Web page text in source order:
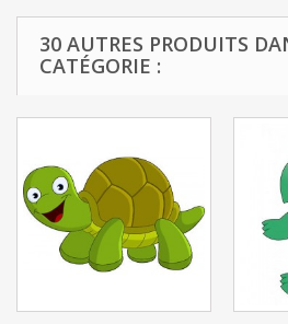
30 AUTRES PRODUITS
CATÉGORIE :